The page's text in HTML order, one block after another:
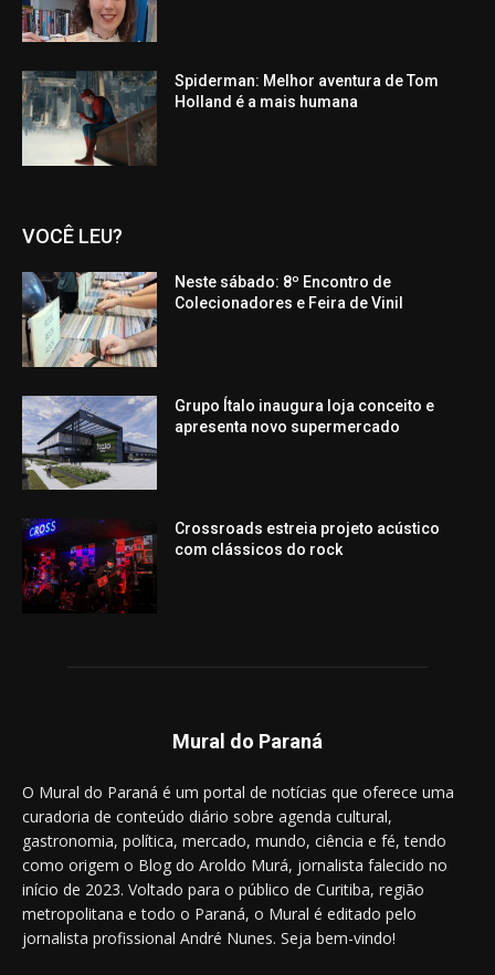
Spiderman: Melhor aventura de Tom
Holland é a mais humana
VOCÊ LEU?
Neste sábado: 8º Encontro de
Colecionadores e Feira de Vinil
Grupo Ítalo inaugura loja conceito e
apresenta novo supermercado
Crossroads estreia projeto acústico
com clássicos do rock
Mural do Paraná
O Mural do Paraná é um portal de notícias que oferece uma
curadoria de conteúdo diário sobre agenda cultural,
gastronomia, política, mercado, mundo, ciência e fé, tendo
como origem o Blog do Aroldo Murá, jornalista falecido no
início de 2023. Voltado para o público de Curitiba, região
metropolitana e todo o Paraná, o Mural é editado pelo
jornalista profissional André Nunes. Seja bem-vindo!